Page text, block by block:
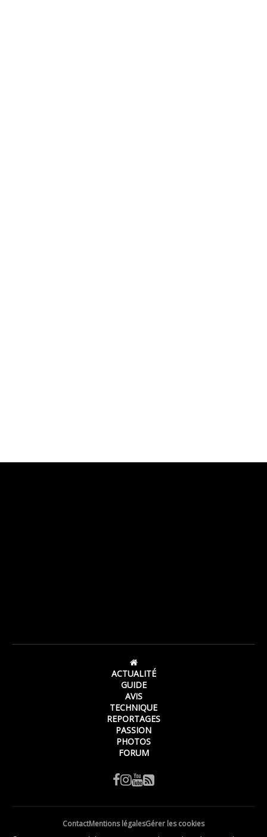
ACTUALITÉ
GUIDE
AVIS
TECHNIQUE
REPORTAGES
PASSION
PHOTOS
FORUM
ContactMentions légalesGérer les cookies